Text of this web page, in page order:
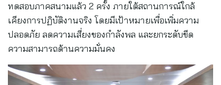
ทดสอบภาคสนามแล้ว 2 ครั้ง ภายใต้สถานการณ์ใกล้
เคียงการปฏิบัติงานจริง โดยมีเป้าหมายเพื่อเพิ่มความ
ปลอดภัย ลดความเสี่ยงของกำลังพล และยกระดับขีด
ความสามารถด้านความมั่นคง